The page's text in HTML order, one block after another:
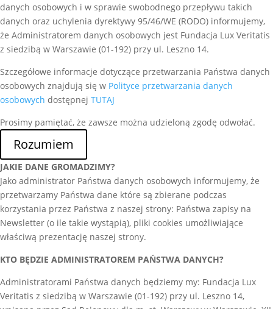
danych osobowych i w sprawie swobodnego przepływu takich
danych oraz uchylenia dyrektywy 95/46/WE (RODO) informujemy,
że Administratorem danych osobowych jest Fundacja Lux Veritatis
z siedzibą w Warszawie (01-192) przy ul. Leszno 14.
Szczegółowe informacje dotyczące przetwarzania Państwa danych
osobowych znajdują się w Polityce przetwarzania danych
osobowych dostępnej TUTAJ
Prosimy pamiętać, że zawsze można udzieloną zgodę odwołać.
Rozumiem
JAKIE DANE GROMADZIMY?
Jako administrator Państwa danych osobowych informujemy, że
przetwarzamy Państwa dane które są zbierane podczas
korzystania przez Państwa z naszej strony: Państwa zapisy na
Newsletter (o ile takie wystąpią), pliki cookies umożliwiające
właściwą prezentację naszej strony.
KTO BĘDZIE ADMINISTRATOREM PAŃSTWA DANYCH?
Administratorami Państwa danych będziemy my: Fundacja Lux
Veritatis z siedzibą w Warszawie (01-192) przy ul. Leszno 14,